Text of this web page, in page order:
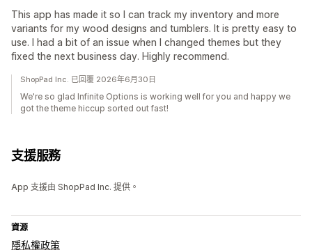
This app has made it so I can track my inventory and more
variants for my wood designs and tumblers. It is pretty easy to
use. I had a bit of an issue when I changed themes but they
fixed the next business day. Highly recommend.
ShopPad Inc. 已回覆 2026年6月30日
We're so glad Infinite Options is working well for you and happy we
got the theme hiccup sorted out fast!
支援服務
App 支援由 ShopPad Inc. 提供。
資源
隱私權政策